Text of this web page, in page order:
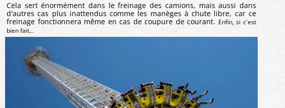
Cela sert énormément dans le freinage des camions, mais aussi dans
d'autres cas plus inattendus comme les manèges à chute libre, car ce
freinage fonctionnera même en cas de coupure de courant. Enfin, si c'est
bien fait...